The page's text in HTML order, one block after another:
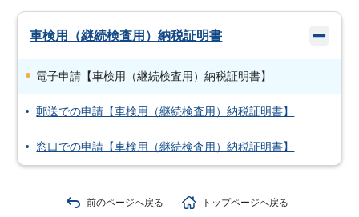
車検用（継続検査用）納税証明書
電子申請【車検用（継続検査用）納税証明書】
郵送での申請【車検用（継続検査用）納税証明書】
窓口での申請【車検用（継続検査用）納税証明書】
前のページへ戻る トップページへ戻る